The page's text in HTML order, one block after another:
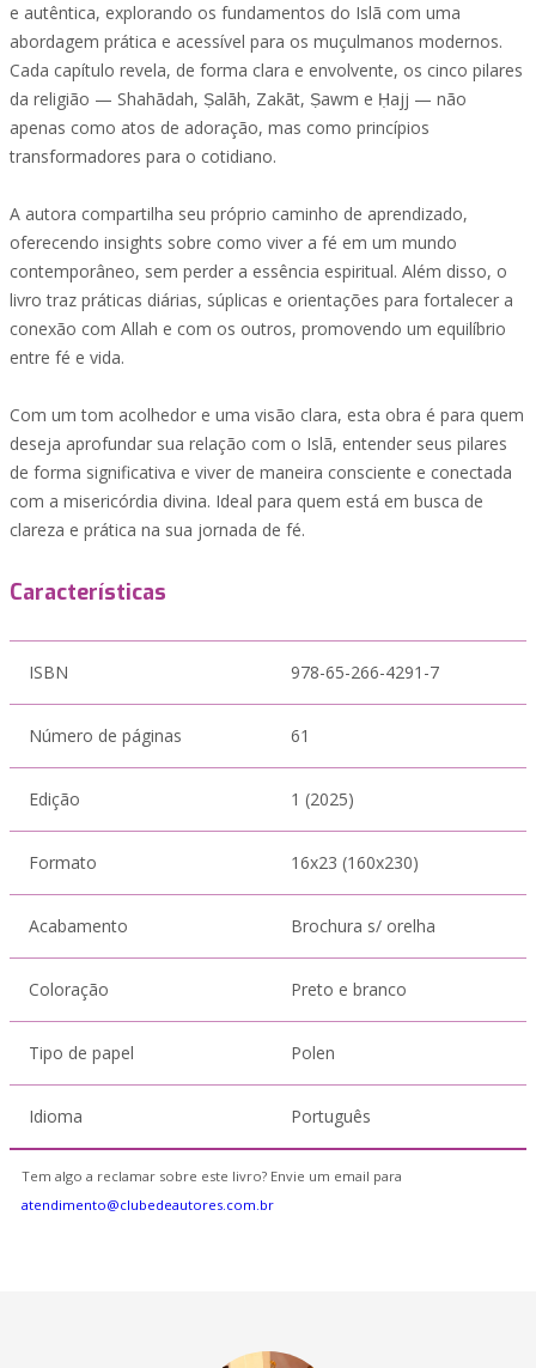
e autêntica, explorando os fundamentos do Islã com uma
abordagem prática e acessível para os muçulmanos modernos.
Cada capítulo revela, de forma clara e envolvente, os cinco pilares
da religião — Shahādah, Ṣalāh, Zakāt, Ṣawm e Ḥajj — não
apenas como atos de adoração, mas como princípios
transformadores para o cotidiano.
A autora compartilha seu próprio caminho de aprendizado,
oferecendo insights sobre como viver a fé em um mundo
contemporâneo, sem perder a essência espiritual. Além disso, o
livro traz práticas diárias, súplicas e orientações para fortalecer a
conexão com Allah e com os outros, promovendo um equilíbrio
entre fé e vida.
Com um tom acolhedor e uma visão clara, esta obra é para quem
deseja aprofundar sua relação com o Islã, entender seus pilares
de forma significativa e viver de maneira consciente e conectada
com a misericórdia divina. Ideal para quem está em busca de
clareza e prática na sua jornada de fé.
Características
ISBN 978-65-266-4291-7
Número de páginas 61
Edição 1 (2025)
Formato 16x23 (160x230)
Acabamento Brochura s/ orelha
Coloração Preto e branco
Tipo de papel Polen
Idioma Português
Tem algo a reclamar sobre este livro? Envie um email para
atendimento@clubedeautores.com.br